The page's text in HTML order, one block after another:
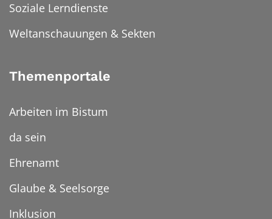
Soziale Lerndienste
Weltanschauungen & Sekten
Themenportale
Arbeiten im Bistum
da sein
Ehrenamt
Glaube & Seelsorge
Inklusion